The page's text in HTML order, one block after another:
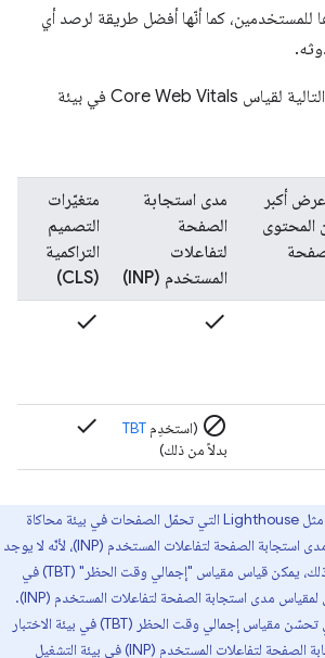
كما أنّها أفضل طريقة لرصد أي
يمكن استخدام الأدوات التالية لقياس Core Web Vitals في بيئة
مدى استجابة
الصفحة
لتفاعلات
المستخدم (INP)
متغيّرات
التصميم
التراكمية
(CLS)
(استخدِمTBT
بدلاً من ذلك)
check
لا يمكن لأدوات مثل Lighthouse التي تحمّل الصفحات في بيئة محاكاة
بدون مستخدم قياس مقياس مدى استجابة الصفحة لتفاعلات المستخدم (INP)، لأنّه لا يوجد
بيانات أدخلها المستخدم. ومع ذلك، يمكن قياس مقياس "إجمالي وقت الحظر" (TBT) في
بيئة الاختبار، وهو مقياس بديل لمقياس مدى استجابة الصفحة لتفاعلات المستخدم (INP).
وقد تؤدي تحسينات الأداء التي تحسّن مقياس إجمالي وقت الحظر (TBT) في بيئة الاختبار
إلى تحسين مقياس مدى استجابة الصفحة لتفاعلات المستخدم (INP) في بيئة التشغيل